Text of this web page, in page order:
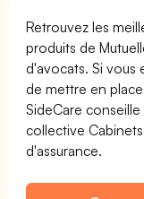
Retrouvez les
produits de
d'avocats. Si vous
de mettre en
SideCare
collective
d'assurance.